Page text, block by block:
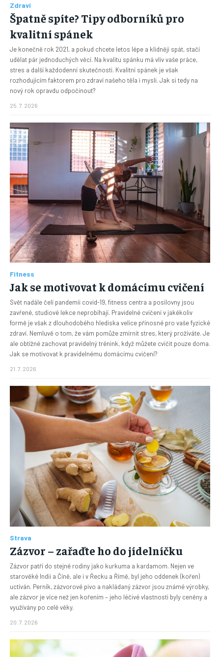
Zdraví
Špatně spíte? Tipy odborníků pro
kvalitní spánek
Je konečně rok 2021, a pokud chcete letos lépe a klidněji spát, stačí
udělat pár jednoduchých věcí. Na kvalitu spánku má vliv vaše práce,
stres a další každodenní skutečnosti. Kvalitní spánek je však
rozhodujícím faktorem pro zdraví našeho těla i mysli. Jak si tedy na
nový rok opravdu odpočinout?
25. 7. 2026
Fitness
Jak se motivovat k domácímu cvičení
Svět nadále čelí pandemii covid-19, fitness centra a posilovny jsou
zavřené, studiové lekce neprobíhají. Pravidelné cvičení v jakékoliv
formě je však z dlouhodobého hlediska velice přínosné pro vaše fyzické
zdraví. Nemluvě o tom, že vám pomůže zmírnit stres, který prožíváte. Je
ale obtížné zachovat pravidelný trénink, když můžete cvičit pouze doma.
Jak se motivovat k pravidelnému domácímu cvičení?
21. 7. 2026
Strava
Zázvor – zařaďte ho do jídelníčku
Zázvor patří do stejné rodiny jako kurkuma a kardamom. Nejen ve
starověké Indii a Číně, ale i v Řecku a Římě, byl jeho oddenek (kořen)
uctíván. Perník, zázvorové pivo a nakládaný zázvor jsou známé výrobky,
ale zázvor je více než jen kořením – jeho léčivé vlastnosti byly ceněny a
využívány po celé věky.
20. 7. 2026